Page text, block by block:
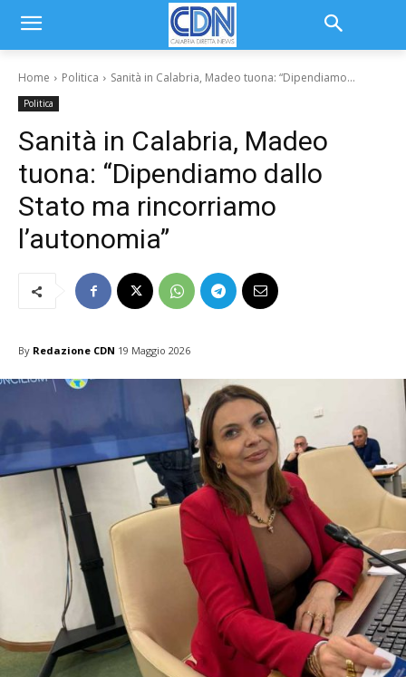
Home Politica Sanità in Calabria, Madeo tuona: “Dipendiamo...
Politica
Sanità in Calabria, Madeo
tuona: “Dipendiamo dallo
Stato ma rincorriamo
l’autonomia”
By Redazione CDN 19 Maggio 2026